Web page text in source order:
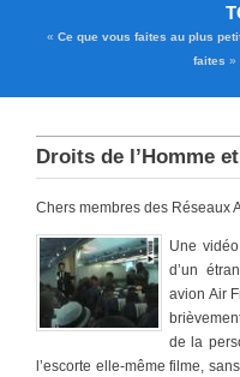
« Ce que vous faites au plus
faites »
Droits de l’Homme
Chers membres des Réseaux
Une
d’un
avion Air
de la
l’escorte elle-même filme,